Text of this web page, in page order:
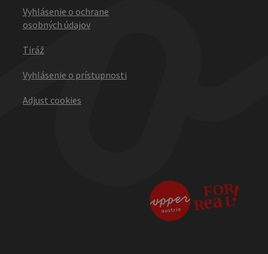
Vyhlásenie o ochrane
osobných údajov
Tiráž
Vyhlásenie o prístupnosti
Adjust cookies